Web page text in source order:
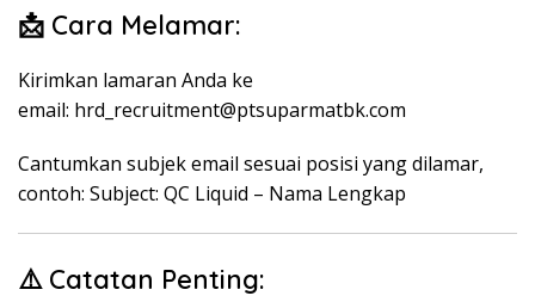
📩 Cara Melamar:
Kirimkan lamaran Anda ke
email: hrd_recruitment@ptsuparmatbk.com
Cantumkan subjek email sesuai posisi yang dilamar,
contoh: Subject: QC Liquid – Nama Lengkap
⚠️ Catatan Penting: